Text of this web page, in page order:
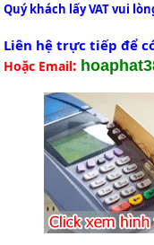
Quý khách lấy VAT vui
Liên hệ trực tiếp để
Hoặc Email: